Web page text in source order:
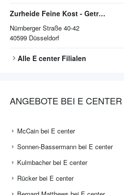
Zurheide Feine Kost - Getränkemarkt
Nürnberger Straße 40-42
40599 Düsseldorf
Alle E centerFilialen
ANGEBOTE BEI E CENTER
McCain bei E center
Sonnen-Bassermann bei E center
Kulmbacher bei E center
Rücker bei E center